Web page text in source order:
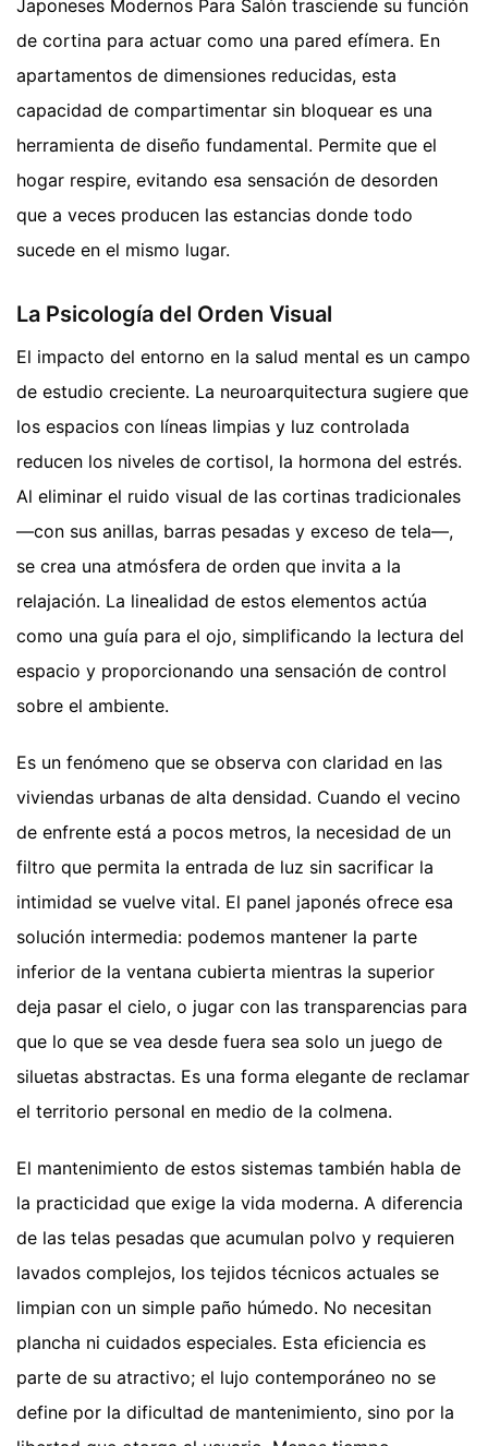
Japoneses Modernos Para Salón trasciende su función
de cortina para actuar como una pared efímera. En
apartamentos de dimensiones reducidas, esta
capacidad de compartimentar sin bloquear es una
herramienta de diseño fundamental. Permite que el
hogar respire, evitando esa sensación de desorden
que a veces producen las estancias donde todo
sucede en el mismo lugar.
La Psicología del Orden Visual
El impacto del entorno en la salud mental es un campo
de estudio creciente. La neuroarquitectura sugiere que
los espacios con líneas limpias y luz controlada
reducen los niveles de cortisol, la hormona del estrés.
Al eliminar el ruido visual de las cortinas tradicionales
—con sus anillas, barras pesadas y exceso de tela—,
se crea una atmósfera de orden que invita a la
relajación. La linealidad de estos elementos actúa
como una guía para el ojo, simplificando la lectura del
espacio y proporcionando una sensación de control
sobre el ambiente.
Es un fenómeno que se observa con claridad en las
viviendas urbanas de alta densidad. Cuando el vecino
de enfrente está a pocos metros, la necesidad de un
filtro que permita la entrada de luz sin sacrificar la
intimidad se vuelve vital. El panel japonés ofrece esa
solución intermedia: podemos mantener la parte
inferior de la ventana cubierta mientras la superior
deja pasar el cielo, o jugar con las transparencias para
que lo que se vea desde fuera sea solo un juego de
siluetas abstractas. Es una forma elegante de reclamar
el territorio personal en medio de la colmena.
El mantenimiento de estos sistemas también habla de
la practicidad que exige la vida moderna. A diferencia
de las telas pesadas que acumulan polvo y requieren
lavados complejos, los tejidos técnicos actuales se
limpian con un simple paño húmedo. No necesitan
plancha ni cuidados especiales. Esta eficiencia es
parte de su atractivo; el lujo contemporáneo no se
define por la dificultad de mantenimiento, sino por la